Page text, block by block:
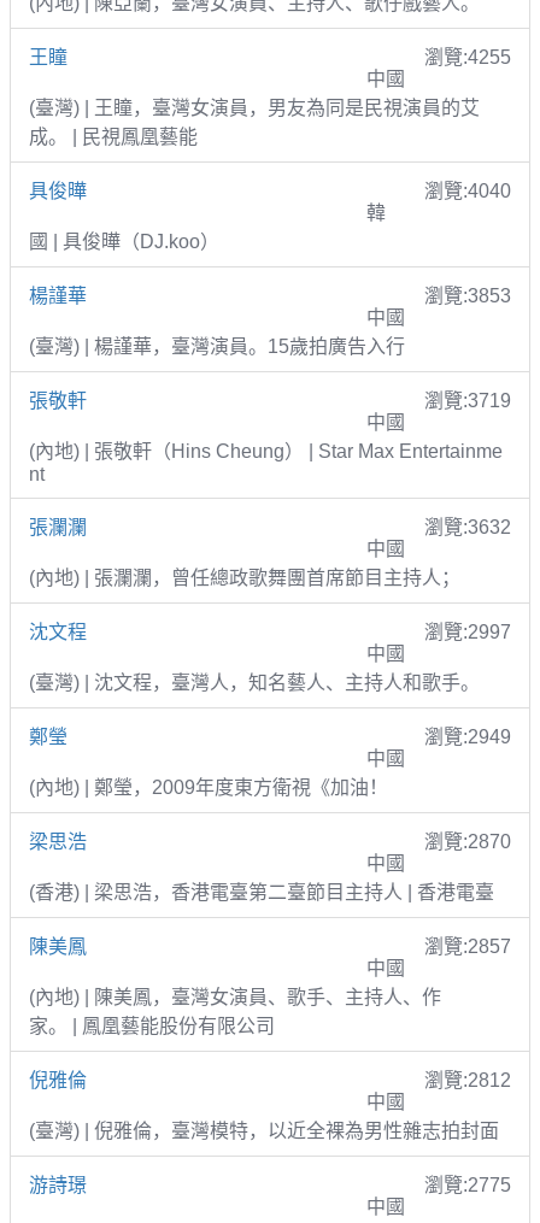
王瞳
瀏覽:4255
中國
(臺灣) | 王瞳，臺灣女演員，男友為同是民視演員的艾
成。 | 民視鳳凰藝能
具俊曄
瀏覽:4040
韓
國 | 具俊曄（DJ.koo）
楊謹華
瀏覽:3853
中國
(臺灣) | 楊謹華，臺灣演員。15歲拍廣告入行
張敬軒
瀏覽:3719
中國
(內地) | 張敬軒（Hins Cheung） | Star Max Entertainme
nt
張瀾瀾
瀏覽:3632
中國
(內地) | 張瀾瀾，曾任總政歌舞團首席節目主持人；
沈文程
瀏覽:2997
中國
(臺灣) | 沈文程，臺灣人，知名藝人、主持人和歌手。
鄭瑩
瀏覽:2949
中國
(內地) | 鄭瑩，2009年度東方衛視《加油！
梁思浩
瀏覽:2870
中國
(香港) | 梁思浩，香港電臺第二臺節目主持人 | 香港電臺
陳美鳳
瀏覽:2857
中國
(內地) | 陳美鳳，臺灣女演員、歌手、主持人、作
家。 | 鳳凰藝能股份有限公司
倪雅倫
瀏覽:2812
中國
(臺灣) | 倪雅倫，臺灣模特，以近全裸為男性雜志拍封面
游詩璟
瀏覽:2775
中國